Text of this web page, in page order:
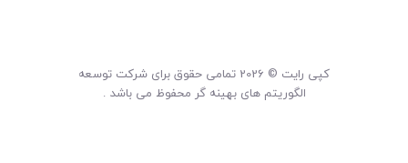
کپی رایت © 2026 تمامی حقوق برای شرکت توسعه
الگوریتم های بهینه گر محفوظ می باشد .